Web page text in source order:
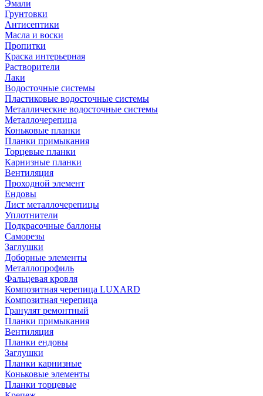
Эмали
Грунтовки
Антисептики
Масла и воски
Пропитки
Краска интерьерная
Растворители
Лаки
Водосточные системы
Пластиковые водосточные системы
Металлические водосточные системы
Металлочерепица
Коньковые планки
Планки примыкания
Торцевые планки
Карнизные планки
Вентиляция
Проходной элемент
Ендовы
Лист металлочерепицы
Уплотнители
Подкрасочные баллоны
Саморезы
Заглушки
Доборные элементы
Металлопрофиль
Фальцевая кровля
Композитная черепица LUXARD
Композитная черепица
Гранулят ремонтный
Планки примыкания
Вентиляция
Планки ендовы
Заглушки
Планки карнизные
Коньковые элементы
Планки торцевые